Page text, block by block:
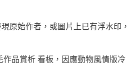
原始作者，或圖片上已有浮水印，
作品賞析 看板，因應動物風情版冷